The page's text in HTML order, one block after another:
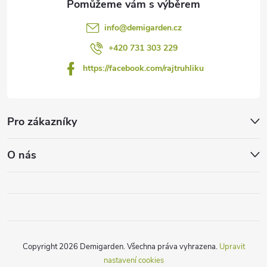
info@demigarden.cz
+420 731 303 229
https://facebook.com/rajtruhliku
Pro zákazníky
O nás
Copyright 2026 Demigarden. Všechna práva vyhrazena. Upravit
nastavení cookies